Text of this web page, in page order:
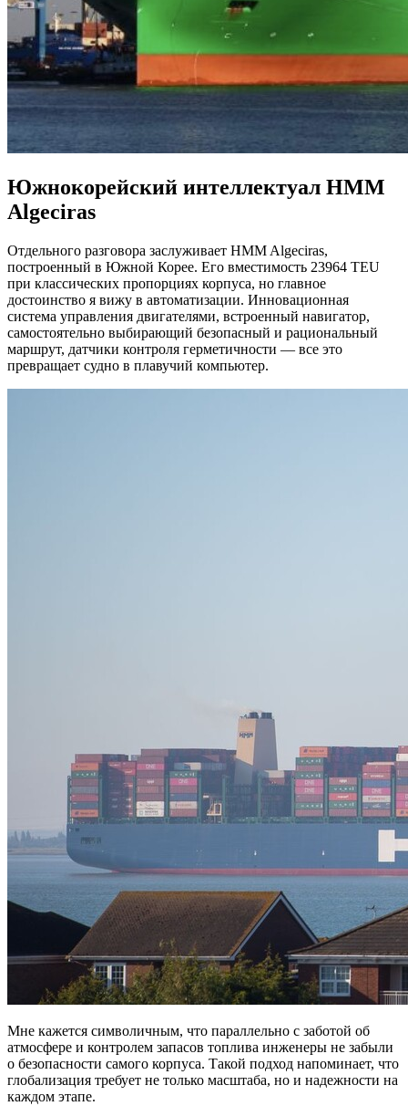
Южнокорейский интеллектуал HMM
Algeciras
Отдельного разговора заслуживает HMM Algeciras,
построенный в Южной Корее. Его вместимость 23964 TEU
при классических пропорциях корпуса, но главное
достоинство я вижу в автоматизации. Инновационная
система управления двигателями, встроенный навигатор,
самостоятельно выбирающий безопасный и рациональный
маршрут, датчики контроля герметичности — все это
превращает судно в плавучий компьютер.
Мне кажется символичным, что параллельно с заботой об
атмосфере и контролем запасов топлива инженеры не забыли
о безопасности самого корпуса. Такой подход напоминает, что
глобализация требует не только масштаба, но и надежности на
каждом этапе.